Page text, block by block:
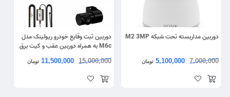
دوربین مداربسته تحت شبکه M2 3MP
7,000,000
5,100,000 تومان
دوربین ثبت وقایع خودرو ریولینک مدل
M6c به همراه دوربین عقب و کیت برق
مستقیم
15,000,000
11,500,000 تومان